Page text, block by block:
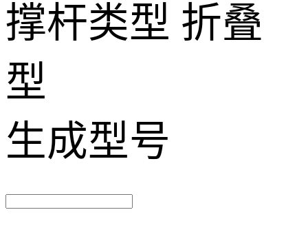
撑杆类型 折叠
型
生成型号